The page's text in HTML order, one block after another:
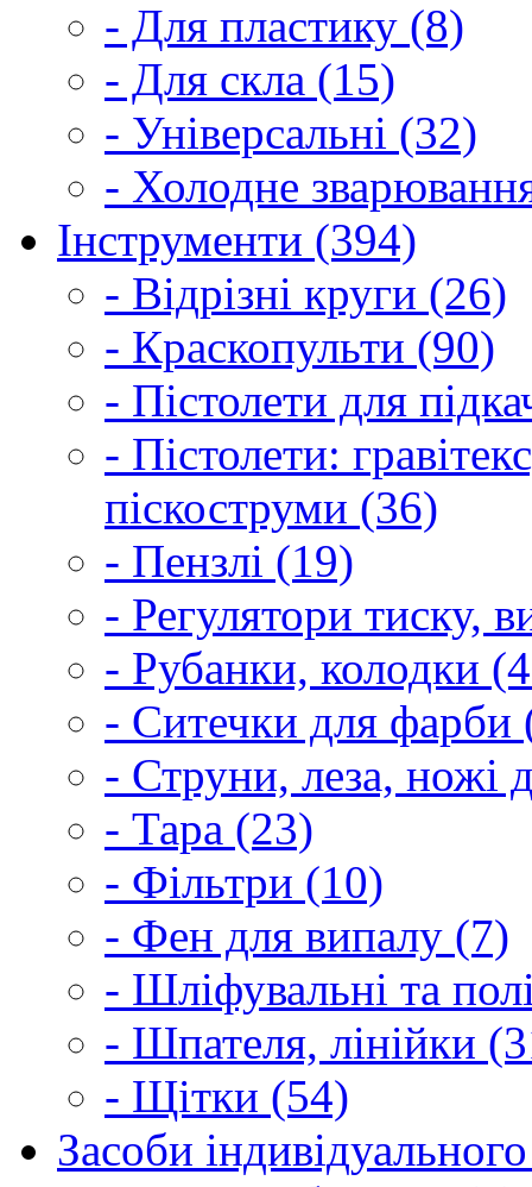
- Для пластику (8)
- Для скла (15)
- Універсальні (32)
- Холодне
Інструменти (394)
- Відрізні круги (26)
- Краскопульти (90)
- Пістолети для
- Пістолети:
піскоструми (36)
- Пензлі (19)
- Регулятори тиску,
- Рубанки, колодки
- Ситечки для фарби
- Струни, леза, ножі
- Тара (23)
- Фільтри (10)
- Фен для випалу (7)
- Шліфувальні та
- Шпателя, лінійки
- Щітки (54)
Засоби